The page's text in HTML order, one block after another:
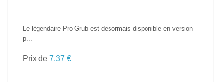
Le légendaire Pro Grub est desormais disponible en version
p...
Prix de 7.37 €